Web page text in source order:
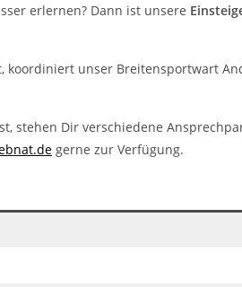
erlernen? Dann ist unsere
koordiniert unser Breitensportwart
stehen Dir verschiedene
gerne zur Verfügung.